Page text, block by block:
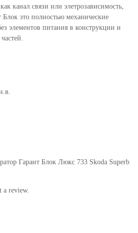
канал связи или элетрозависимость,
Блок это полностью механические
элементов питания в конструкции и
Гарант Блок Люкс 733 Skoda Superb
a review.